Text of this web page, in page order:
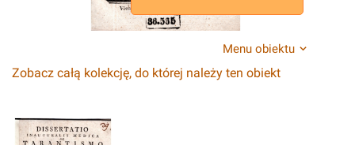
Menu obiektu
Zobacz całą kolekcję, do której należy ten obiekt